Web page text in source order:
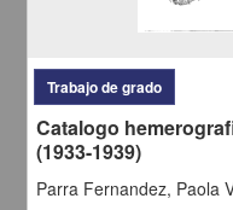
Trabajo de grado
Catalogo
(1933-1939)
Parra Fernandez, Paola